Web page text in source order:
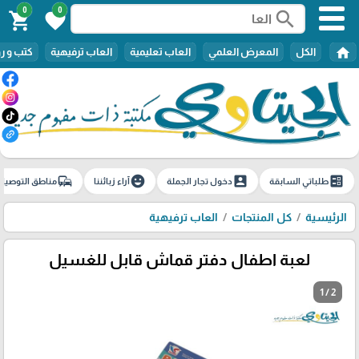
search
0
favorite
0
shopping_cart
home الكل المعرض العلمي العاب تعليمية العاب ترفيهية كتب و
ballotطلباتي السابقة account_boxدخول تجار الجملة emoji_emotionsآراء زبائننا commuteمناطق
الرئيسية كل المنتجات العاب ترفيهية
لعبة اطفال دفتر قماش قابل للغسيل
1 / 2